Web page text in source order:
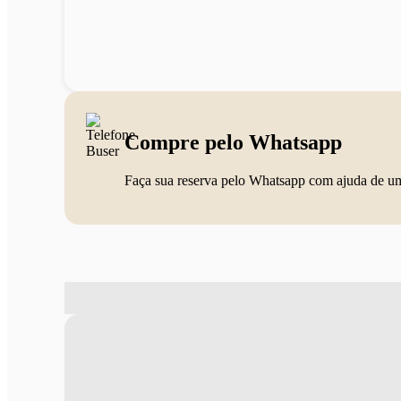
Compre pelo Whatsapp
Faça sua reserva pelo Whatsapp com ajuda de